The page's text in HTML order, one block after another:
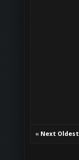
« Next Oldest